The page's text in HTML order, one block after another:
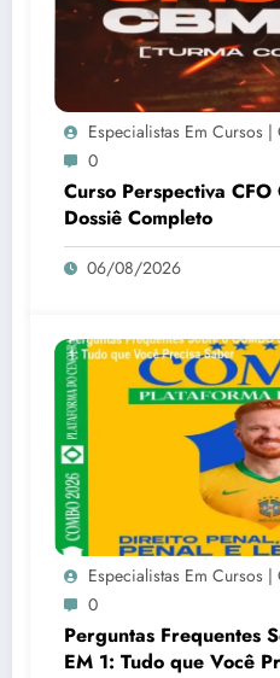
Especialistas Em Cursos
0
Curso Perspectiva
Dossiê Completo
06/08/2026
Especialistas Em Cursos
0
Perguntas Frequentes
EM 1: Tudo que Você